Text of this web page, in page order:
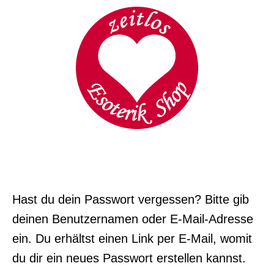
Hast du dein Passwort vergessen? Bitte gib
deinen Benutzernamen oder E-Mail-Adresse
ein. Du erhältst einen Link per E-Mail, womit
du dir ein neues Passwort erstellen kannst.